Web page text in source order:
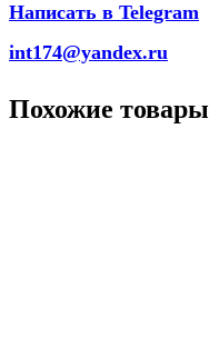
Написать в Telegram
int174@yandex.ru
Похожие товары